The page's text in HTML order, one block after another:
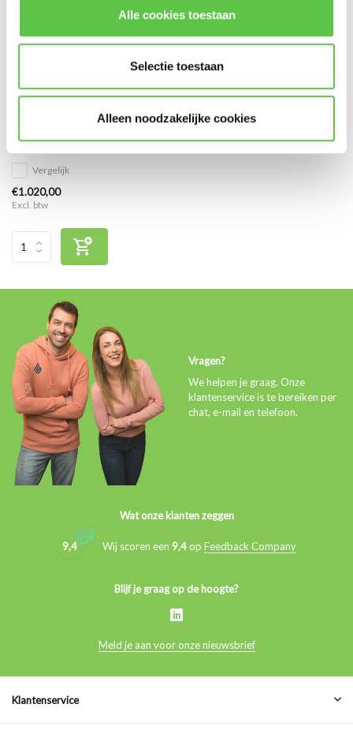
Alle cookies toestaan
Selectie toestaan
Alleen noodzakelijke cookies
Cisco Meraki MX64 Enterprise
Vergelijk
€1.020,00
Excl. btw
Vragen?
We helpen je graag. Onze
klantenservice is te bereiken per
chat, e-mail en telefoon.
Wat onze klanten zeggen
9,4 Wij scoren een 9,4op Feedback Company
Blijf je graag op de hoogte?
Meld je aan voor onze nieuwsbrief
Klantenservice